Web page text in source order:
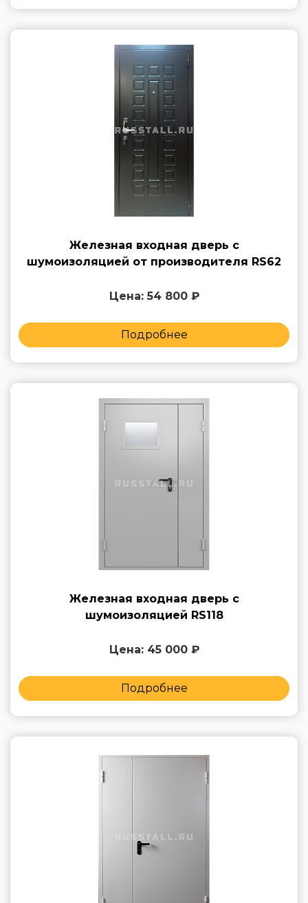
Железная входная дверь с
шумоизоляцией от производителя RS62
Цена: 54 800 ₽
Подробнее
Железная входная дверь с
шумоизоляцией RS118
Цена: 45 000 ₽
Подробнее